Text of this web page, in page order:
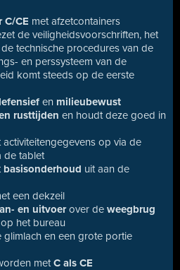
C/CE met afzetcontainers
de veiligheidsvoorschriften, het
technische procedures van de
en perssysteem van de
komt steeds op de eerste
en milieubewust
rusttijden en houdt deze goed in
activiteitengegevens op via de
de tablet
basisonderhoud uit aan de
een dekzeil
en uitvoerover de weegbrug
het bureau
glimlach en een grote portie
metC als CE